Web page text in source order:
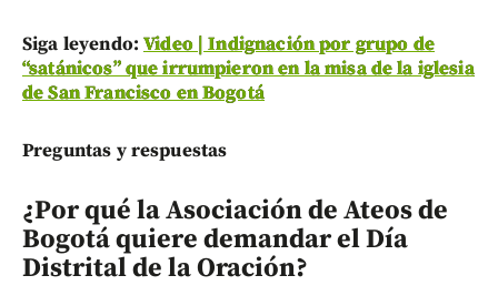
Siga leyendo:Video | Indignación por grupo de
“satánicos” que irrumpieron en la misa de la iglesia
de San Francisco en Bogotá
Preguntas y respuestas
¿Por qué la Asociación de Ateos de
Bogotá quiere demandar el Día
Distrital de la Oración?